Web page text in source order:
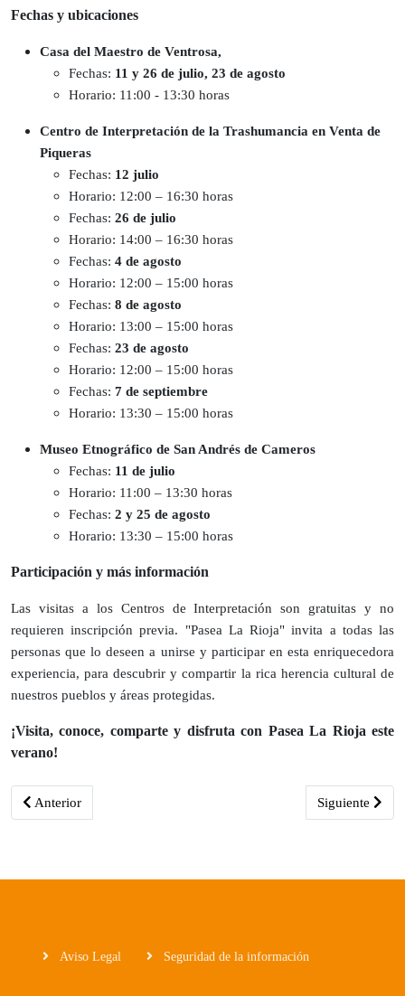
Fechas y ubicaciones
Casa del Maestro de Ventrosa,
Fechas: 11 y 26 de julio, 23 de agosto
Horario: 11:00 - 13:30 horas
Centro de Interpretación de la Trashumancia en Venta de
Piqueras
Fechas: 12 julio
Horario: 12:00 – 16:30 horas
Fechas: 26 de julio
Horario: 14:00 – 16:30 horas
Fechas: 4 de agosto
Horario: 12:00 – 15:00 horas
Fechas: 8 de agosto
Horario: 13:00 – 15:00 horas
Fechas: 23 de agosto
Horario: 12:00 – 15:00 horas
Fechas: 7 de septiembre
Horario: 13:30 – 15:00 horas
Museo Etnográfico de San Andrés de Cameros
Fechas: 11 de julio
Horario: 11:00 – 13:30 horas
Fechas: 2 y 25 de agosto
Horario: 13:30 – 15:00 horas
Participación y más información
Las visitas a los Centros de Interpretación son gratuitas y no
requieren inscripción previa. "Pasea La Rioja" invita a todas las
personas que lo deseen a unirse y participar en esta enriquecedora
experiencia, para descubrir y compartir la rica herencia cultural de
nuestros pueblos y áreas protegidas.
¡Visita, conoce, comparte y disfruta con Pasea La Rioja este
verano!
Artículo anterior: Pasea La Rioja invita a recorrer la región a
Anterior Artículo
Siguiente
Aviso Legal Seguridad de la información